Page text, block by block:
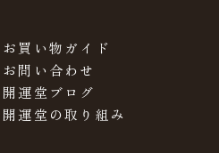
お買い物ガイド
お問い合わせ
開運堂ブログ
開運堂の取り組み